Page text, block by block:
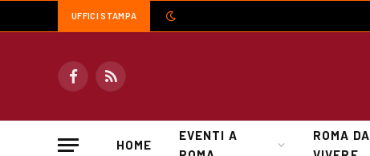
UFFICI STAMPA
FacebookRSS
HOME
EVENTI A
ROMA DA